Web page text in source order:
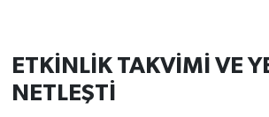
ETKİNLİK TAKVİMİ VE
NETLEŞTİ